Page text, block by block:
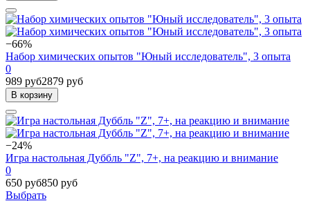
−66%
Набор химических опытов "Юный исследователь", 3 опыта
0
989 руб2879 руб
В корзину
−24%
Игра настольная Дуббль "Z", 7+, на реакцию и внимание
0
650 руб850 руб
Выбрать